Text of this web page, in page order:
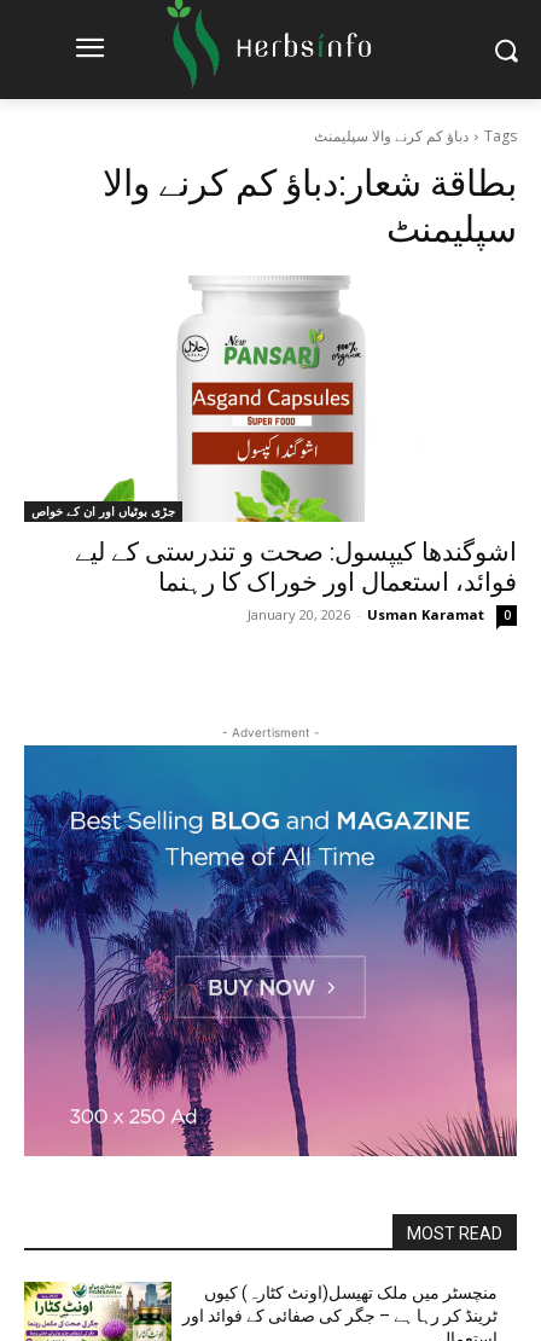
Tags دباؤ کم کرنے والا سپلیمنٹ
بطاقة شعار:دباؤ کم کرنے والا
سپلیمنٹ
جڑی بوٹیاں اور ان کے خواص
اشوگندھا کیپسول: صحت و تندرستی کے لیے
فوائد، استعمال اور خوراک کا رہنما
Usman Karamat
-
January 20, 2026 0
- Advertisment -
MOST READ
منچسٹر میں ملک تھیسل(اونٹ کٹارہ) کیوں
ٹرینڈ کر رہا ہے – جگر کی صفائی کے فوائد اور